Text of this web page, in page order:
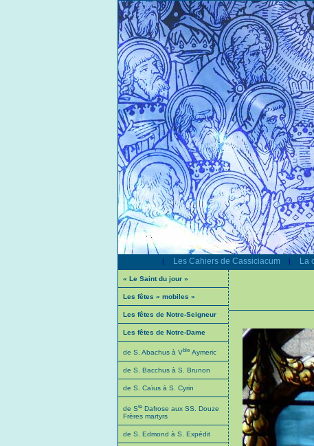
| Les Cahiers de Cassiciacum | La
« Le Saint du jour »
Les fêtes « mobiles »
Les fêtes de Notre-Seigneur
Les fêtes de Notre-Dame
de S. Abachus à Vble Aymeric
de S. Bacchus à S. Brunon
de S. Caïus à S. Cyrin
de Ste Dafrose aux SS. Douze
Frères martyrs
de S. Edmond à S. Expédit